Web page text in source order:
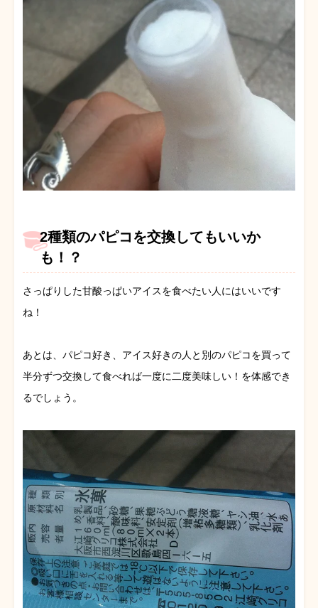
2種類のパピコを交換してもいいか
も！？
さっぱりした甘酸っぱいアイスを食べたい人にはいいです
ね！
あとは、パピコ好き、アイス好きの人と別のパピコを買って
半分ずつ交換して食べれば一度に二度美味しい！を体感でき
るでしょう。